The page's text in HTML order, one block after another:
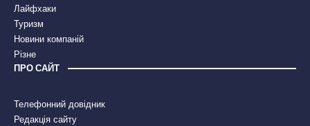
Лайфхаки
Туризм
Новини компаній
Різне
ПРО САЙТ
Телефонний довідник
Редакція сайту